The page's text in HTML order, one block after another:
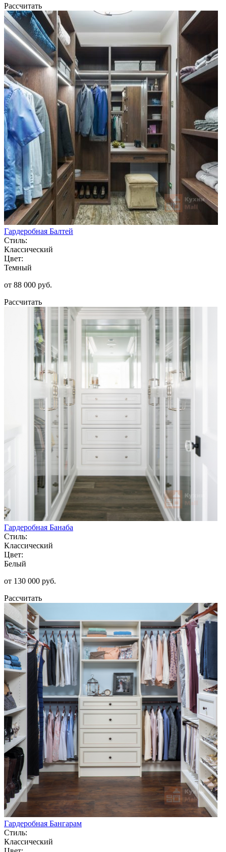
Рассчитать
Гардеробная Балтей
Стиль:
Классический
Цвет:
Темный
от 88 000 руб.
Рассчитать
Гардеробная Банаба
Стиль:
Классический
Цвет:
Белый
от 130 000 руб.
Рассчитать
Гардеробная Бангарам
Стиль:
Классический